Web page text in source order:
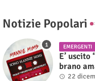
Notizie Popolari
EMERGENTI
E’ uscito
brano
22